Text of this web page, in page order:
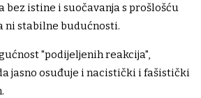
bez istine i suočavanja s prošlošću
ni stabilne budućnosti.
"podijeljenih reakcija",
jasno osuđuje i nacistički i fašistički